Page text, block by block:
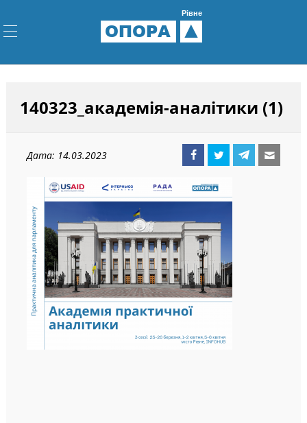
ОПОРА
Рівне
140323_академія-аналітики (1)
Дата: 14.03.2023